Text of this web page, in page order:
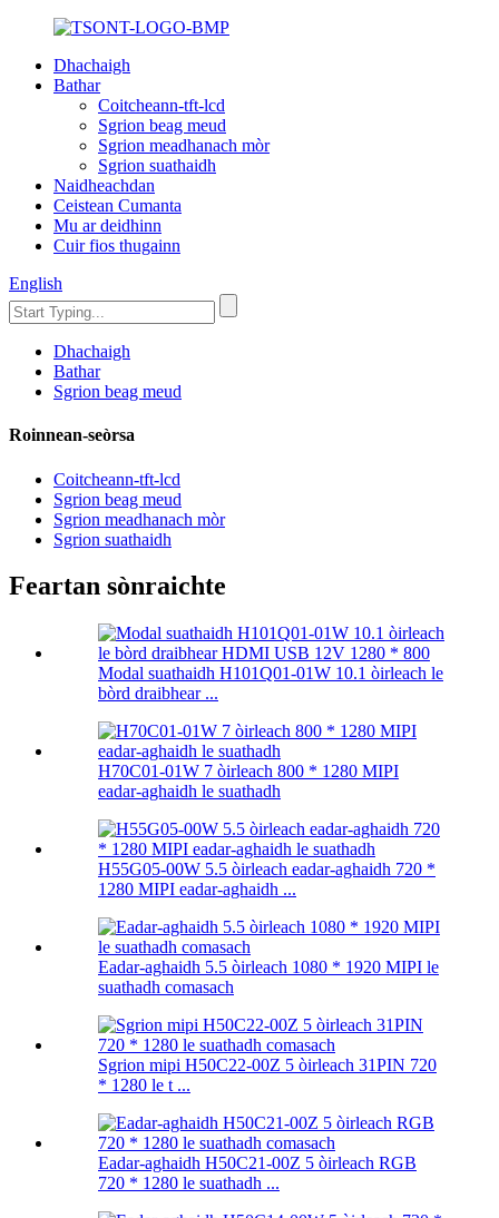
Dhachaigh
Bathar
Coitcheann-tft-lcd
Sgrion beag meud
Sgrion meadhanach mòr
Sgrion suathaidh
Naidheachdan
Ceistean Cumanta
Mu ar deidhinn
Cuir fios thugainn
English
Dhachaigh
Bathar
Sgrion beag meud
Roinnean-seòrsa
Coitcheann-tft-lcd
Sgrion beag meud
Sgrion meadhanach mòr
Sgrion suathaidh
Feartan sònraichte
Modal suathaidh H101Q01-01W 10.1 òirleach le
bòrd draibhear ...
H70C01-01W 7 òirleach 800 * 1280 MIPI
eadar-aghaidh le suathadh
H55G05-00W 5.5 òirleach eadar-aghaidh 720 *
1280 MIPI eadar-aghaidh ...
Eadar-aghaidh 5.5 òirleach 1080 * 1920 MIPI le
suathadh comasach
Sgrion mipi H50C22-00Z 5 òirleach 31PIN 720
* 1280 le t ...
Eadar-aghaidh H50C21-00Z 5 òirleach RGB
720 * 1280 le suathadh ...